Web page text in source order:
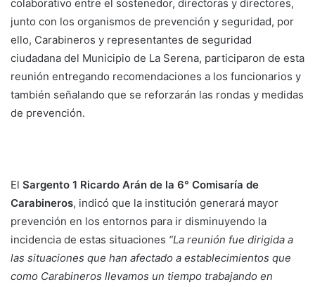
colaborativo entre el sostenedor, directoras y directores,
junto con los organismos de prevención y seguridad, por
ello, Carabineros y representantes de seguridad
ciudadana del Municipio de La Serena, participaron de esta
reunión entregando recomendaciones a los funcionarios y
también señalando que se reforzarán las rondas y medidas
de prevención.
El Sargento 1 Ricardo Arán de la 6° Comisaría de
Carabineros, indicó que la institución generará mayor
prevención en los entornos para ir disminuyendo la
incidencia de estas situaciones “La reunión fue dirigida a
las situaciones que han afectado a establecimientos que
como Carabineros llevamos un tiempo trabajando en